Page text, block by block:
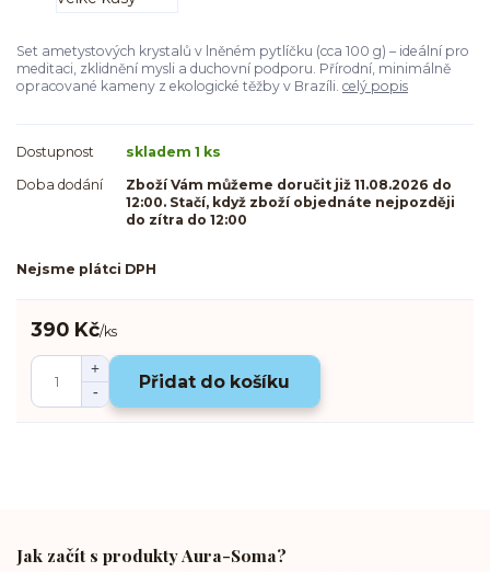
Set ametystových krystalů v lněném pytlíčku (cca 100 g) – ideální pro
meditaci, zklidnění mysli a duchovní podporu. Přírodní, minimálně
opracované kameny z ekologické těžby v Brazíli. celý popis
Dostupnost
skladem 1 ks
Doba dodání
Zboží Vám můžeme doručit již 11.08.2026 do
12:00. Stačí, když zboží objednáte nejpozději
do zítra do 12:00
Nejsme plátci DPH
390 Kč/ks
Přidat do košíku
Jak začít s produkty Aura-Soma?